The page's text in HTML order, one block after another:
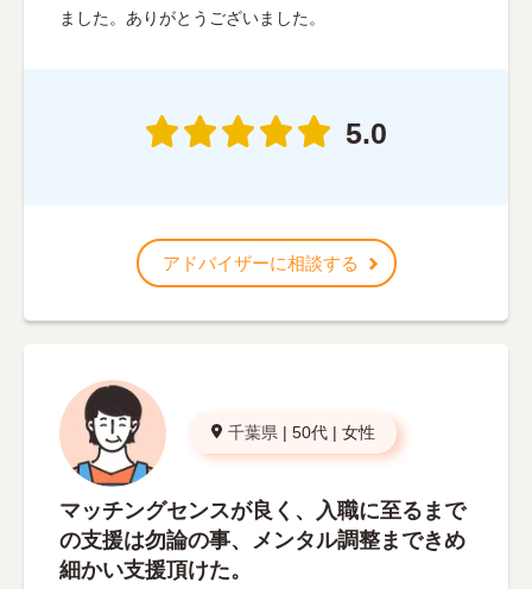
ました。ありがとうございました。
5.0
アドバイザーに相談する
千葉県 | 50代 | 女性
マッチングセンスが良く、入職に至るまで
の支援は勿論の事、メンタル調整まできめ
細かい支援頂けた。